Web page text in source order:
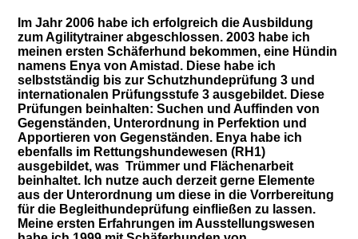
Im Jahr 2006 habe ich erfolgreich die Ausbildung
zum Agilitytrainer abgeschlossen.2003 habe ich
meinen ersten Schäferhund bekommen, eine Hündin
namens Enya von Amistad. Diese habe ich
selbstständig bis zur Schutzhundeprüfung 3 und
internationalen Prüfungsstufe 3 ausgebildet. Diese
Prüfungen beinhalten: Suchen und Auffinden von
Gegenständen, Unterordnung in Perfektion und
Apportieren von Gegenständen. Enya habe ich
ebenfalls im Rettungshundewesen (RH1)
ausgebildet, was Trümmer und Flächenarbeit
beinhaltet. Ich nutze auch derzeit gerne Elemente
aus der Unterordnung um diese in die Vorrbereitung
für die Begleithundeprüfung einfließen zu lassen.
Meine ersten Erfahrungen im Ausstellungswesen